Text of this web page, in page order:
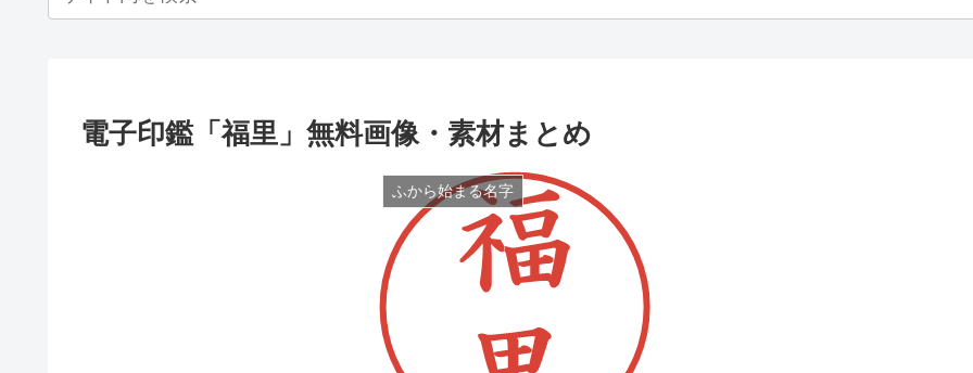
電子印鑑「福里」無料画像・素材まとめ
ふから始まる名字